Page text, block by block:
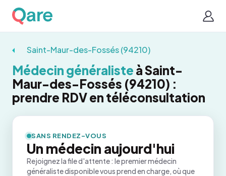
Saint-Maur-des-Fossés (94210)
Médecin généraliste à Saint-
Maur-des-Fossés (94210) :
prendre RDV en téléconsultation
SANS RENDEZ-VOUS
Un médecin aujourd'hui
Rejoignez la file d'attente : le premier médecin
généraliste disponible vous prend en charge, où que